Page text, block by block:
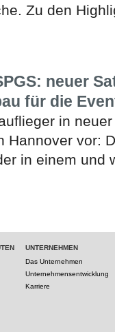
Zu den
neuer
für die
in
Hannover vor:
in einem und
UNTERNEHMEN
Das Unternehmen
Unternehmensentwicklung
Karriere